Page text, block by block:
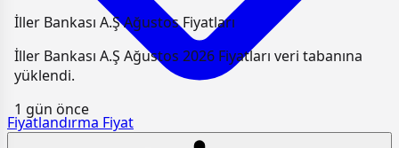
Fiyatlandırma Fiyat
İller Bankası A.Ş Ağustos Fiyatları
İller Bankası A.Ş Ağustos 2026 Fiyatları veri tabanına
yüklendi.
1 gün önce